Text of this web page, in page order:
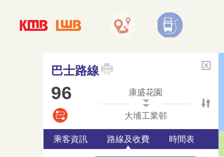
巴士路線
96 康盛花園
大埔工業邨
乘客資訊 路線及收費 時間表